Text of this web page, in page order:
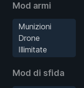
Mod armi
Munizioni
Drone
Illimitate
Mod di sfida